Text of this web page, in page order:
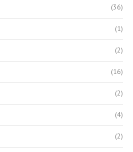
(36)
(1)
(2)
(16)
(2)
(4)
(2)